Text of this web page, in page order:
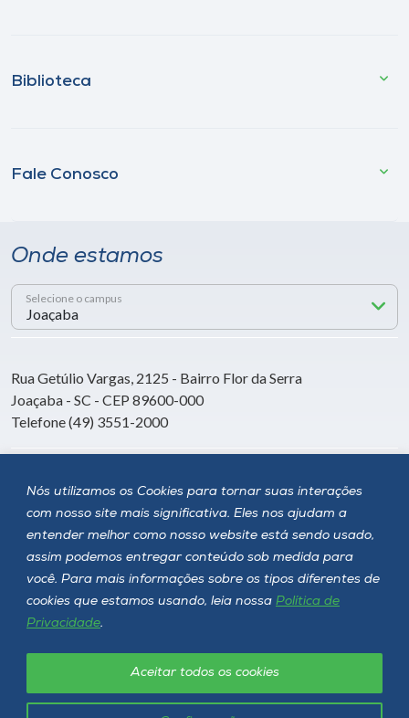
Nós utilizamos os Cookies para tornar suas interações
com nosso site mais significativa. Eles nos ajudam a
entender melhor como nosso website está sendo usado,
assim podemos entregar conteúdo sob medida para
você. Para mais informações sobre os tipos diferentes de
cookies que estamos usando, leia nossa Política de
Privacidade.
Aceitar todos os cookies
Biblioteca
Fale Conosco
Onde estamos
Selecione o campus
Rua Getúlio Vargas, 2125 - Bairro Flor da Serra
Joaçaba - SC - CEP 89600-000
Telefone (49) 3551-2000
Siga a Unoesc
Política de privacidade LGPD